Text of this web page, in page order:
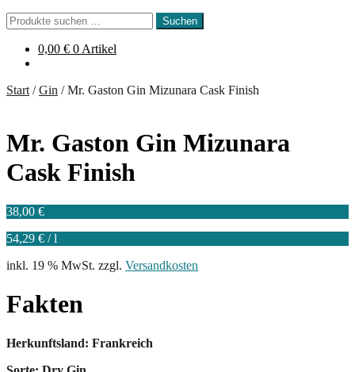
Suchen
nach:
Suchen
0,00 € 0 Artikel
Start /Gin /Mr. Gaston Gin Mizunara Cask Finish
Mr. Gaston Gin Mizunara
Cask Finish
38,00 €
54,29 € /l
inkl. 19 % MwSt. zzgl. Versandkosten
Fakten
Herkunftsland: Frankreich